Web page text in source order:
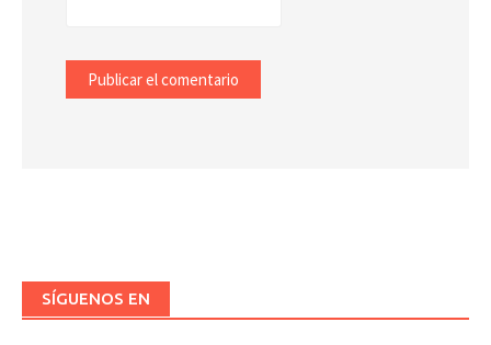
SÍGUENOS EN